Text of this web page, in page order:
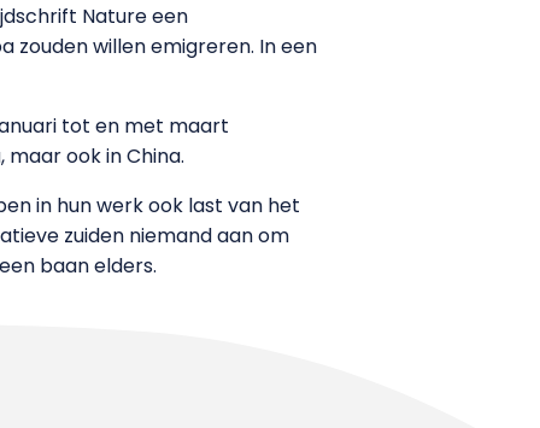
Nature een
zouden willen emigreren. In een
tot en met maart
ook in China.
in hun werk ook last van het
zuiden niemand aan om
baan elders.